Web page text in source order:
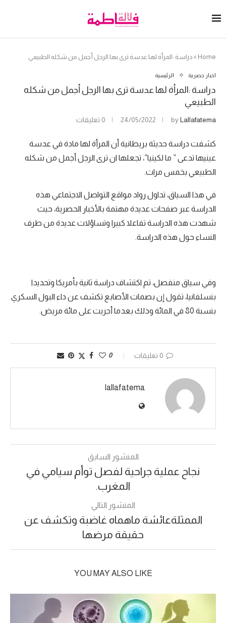
Home
» دراسة :المرأة لها عدسة ترى بها الرجل أجمل من شكله الطبيعي
اخبار حصرية الرئيسية
دراسة :المرأة لها عدسة ترى بها الرجل أجمل من شكله
الطبيعي
byLallafatema
24/05/2022 0 تعليقات
كشفت دراسة حديثة بريطانية أن المرأة لها مادة في عدسة
عينيها تدعى ” ما لكينيا”، تجعلها ان ترى الرجل أجمل من شكله
الطبيعي بخمس مرات.
في هذا السياق، تداول رواد مواقع التواصل الاجتماعي هذه
الدراسة عبر صفحات عديدة مهتمة بالأخبار الحصرية، حيث
شهدت هذه الدراسة تفاعلا كبيرا وتساؤلات عديدة من طرف
النساء حول هذه الدراسة.
وفي سياق منفصل، تم اكتشاف دراسة ثانية بأمريكا وتحديدا
بنسلفانيا، تقول إن بصمات الأصابع تكشف عن داء البول السكري
بنسبة 80 في المائة وذلك بعدما أجريت على مائة مريض.
0 تعليقات 0
lallafatema
المنشور السابق
نجاح عملية جراحية لفصل توأم سيامي في
المغرب.
المنشور التالي
الممثلةعائشة ماهماه غاضبة وتكشف عن
حقيقة مرضها
YOU MAY ALSO LIKE